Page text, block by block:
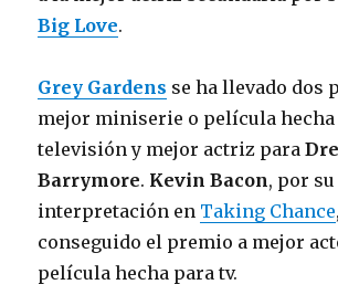
Big Love.
Grey Gardens se ha llevado dos
mejor miniserie o película hecha
televisión y mejor actriz para
Barrymore. Kevin Bacon, por su
interpretación en Taking Chance
conseguido el premio a mejor
película hecha para tv.